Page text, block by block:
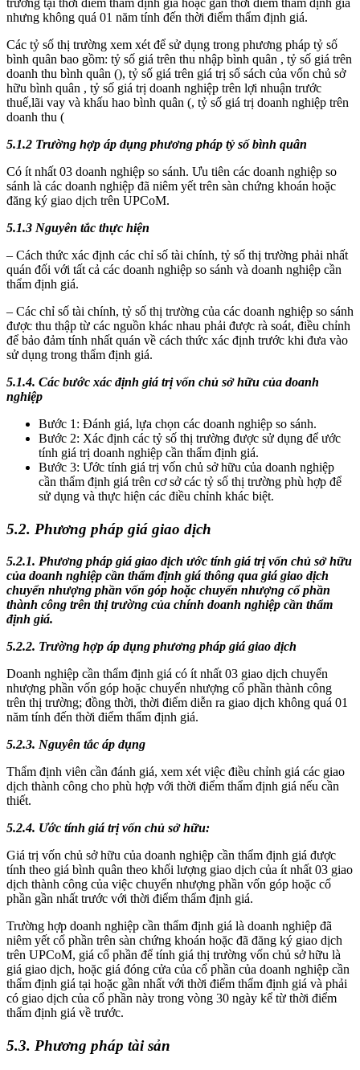
trường tại thời điểm thẩm định giá hoặc gần thời điểm thẩm định giá
nhưng không quá 01 năm tính đến thời điểm thẩm định giá.
Các tỷ số thị trường xem xét để sử dụng trong phương pháp tỷ số
bình quân bao gồm: tỷ số giá trên thu nhập bình quân , tỷ số giá trên
doanh thu bình quân (), tỷ số giá trên giá trị sổ sách của vốn chủ sở
hữu bình quân , tỷ số giá trị doanh nghiệp trên lợi nhuận trước
thuế,lãi vay và khấu hao bình quân (, tỷ số giá trị doanh nghiệp trên
doanh thu (
5.1.2 Trường hợp áp dụng phương pháp tỷ số bình quân
Có ít nhất 03 doanh nghiệp so sánh. Ưu tiên các doanh nghiệp so
sánh là các doanh nghiệp đã niêm yết trên sàn chứng khoán hoặc
đăng ký giao dịch trên UPCoM.
5.1.3 Nguyên tắc thực hiện
– Cách thức xác định các chỉ số tài chính, tỷ số thị trường phải nhất
quán đối với tất cả các doanh nghiệp so sánh và doanh nghiệp cần
thẩm định giá.
– Các chỉ số tài chính, tỷ số thị trường của các doanh nghiệp so sánh
được thu thập từ các nguồn khác nhau phải được rà soát, điều chỉnh
để bảo đảm tính nhất quán về cách thức xác định trước khi đưa vào
sử dụng trong thẩm định giá.
5.1.4. Các bước xác định giá trị vốn chủ sở hữu của doanh
nghiệp
Bước 1: Đánh giá, lựa chọn các doanh nghiệp so sánh.
Bước 2: Xác định các tỷ số thị trường được sử dụng để ước
tính giá trị doanh nghiệp cần thẩm định giá.
Bước 3: Ước tính giá trị vốn chủ sở hữu của doanh nghiệp
cần thẩm định giá trên cơ sở các tỷ số thị trường phù hợp để
sử dụng và thực hiện các điều chỉnh khác biệt.
5.2. Phương pháp giá giao dịch
5.2.1. Phương pháp giá giao dịch ước tính giá trị vốn chủ sở hữu
của doanh nghiệp cần thẩm định giá thông qua giá giao dịch
chuyển nhượng phần vốn góp hoặc chuyển nhượng cổ phần
thành công trên thị trường của chính doanh nghiệp cần thẩm
định giá.
5.2.2. Trường hợp áp dụng phương pháp giá giao dịch
Doanh nghiệp cần thẩm định giá có ít nhất 03 giao dịch chuyển
nhượng phần vốn góp hoặc chuyển nhượng cổ phần thành công
trên thị trường; đồng thời, thời điểm diễn ra giao dịch không quá 01
năm tính đến thời điểm thẩm định giá.
5.2.3. Nguyên tắc áp dụng
Thẩm định viên cần đánh giá, xem xét việc điều chỉnh giá các giao
dịch thành công cho phù hợp với thời điểm thẩm định giá nếu cần
thiết.
5.2.4. Ước tính giá trị vốn chủ sở hữu:
Giá trị vốn chủ sở hữu của doanh nghiệp cần thẩm định giá được
tính theo giá bình quân theo khối lượng giao dịch của ít nhất 03 giao
dịch thành công của việc chuyển nhượng phần vốn góp hoặc cổ
phần gần nhất trước với thời điểm thẩm định giá.
Trường hợp doanh nghiệp cần thẩm định giá là doanh nghiệp đã
niêm yết cổ phần trên sàn chứng khoán hoặc đã đăng ký giao dịch
trên UPCoM, giá cổ phần để tính giá thị trường vốn chủ sở hữu là
giá giao dịch, hoặc giá đóng cửa của cổ phần của doanh nghiệp cần
thẩm định giá tại hoặc gần nhất với thời điểm thẩm định giá và phải
có giao dịch của cổ phần này trong vòng 30 ngày kể từ thời điểm
thẩm định giá về trước.
5.3. Phương pháp tài sản